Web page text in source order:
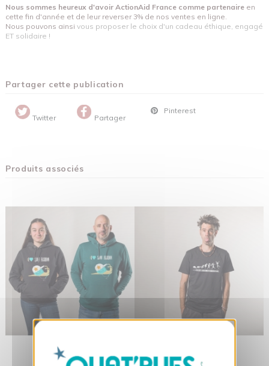
Nous sommes heureux d'avoir ActionAid France comme partenaire en
cette fin d'année et de leur reverser 3% de nos ventes en ligne.
Nous pouvons ainsi vous proposer le choix d'un cadeau éthique, engagé
ET solidaire !
Partager cette publication
Twitter Partager
Pinterest
Produits associés